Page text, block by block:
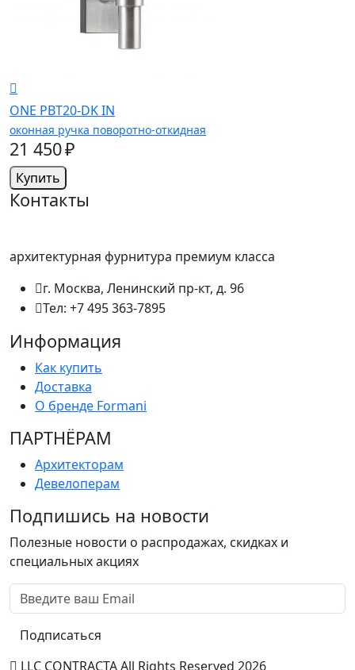
ONE PBT20-DK IN
оконная ручка поворотно-откидная
21 450 ₽
Купить
Контакты
архитектурная фурнитура премиум класса
г. Москва, Ленинский пр-кт, д. 96
Тел: +7 495 363-7895
Информация
Как купить
Доставка
О бренде Formani
ПАРТНËРАМ
Архитекторам
Девелоперам
Подпишись на новости
Полезные новости о распродажах, скидках и
специальных акциях
Подписаться
LLC CONTRACTA All Rights Reserved 2026